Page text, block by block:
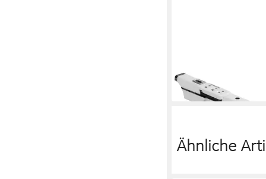
117,99 €
in 2-3 Werktagen bei dir
Ähnliche